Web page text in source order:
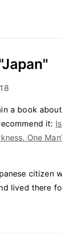
a book
it:
One
citizen
lived there